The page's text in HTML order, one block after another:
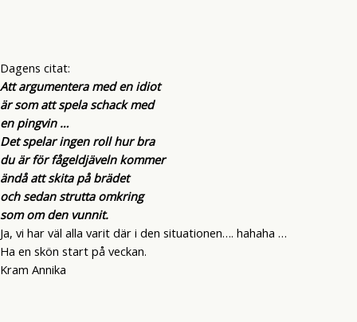
Dagens citat:
Att argumentera med en idiot
är som att spela schack med
en pingvin …
Det spelar ingen roll hur bra
du är för fågeldjäveln kommer
ändå att skita på brädet
och sedan strutta omkring
som om den vunnit.
Ja, vi har väl alla varit där i den situationen…. hahaha …
Ha en skön start på veckan.
Kram Annika